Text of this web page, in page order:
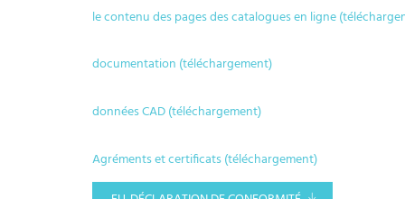
le contenu des pages des catalogues en ligne
documentation (téléchargement)
données CAD (téléchargement)
Agréments et certificats (téléchargement)